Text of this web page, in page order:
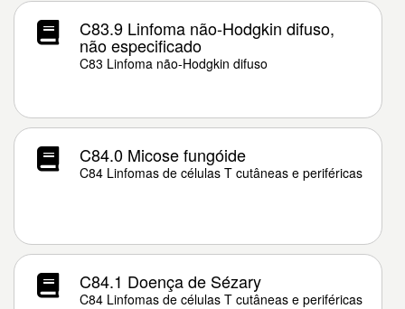
C83.9 Linfoma não-Hodgkin difuso,
não especificado
C83 Linfoma não-Hodgkin difuso
C84.0 Micose fungóide
C84 Linfomas de células T cutâneas e periféricas
C84.1 Doença de Sézary
C84 Linfomas de células T cutâneas e periféricas